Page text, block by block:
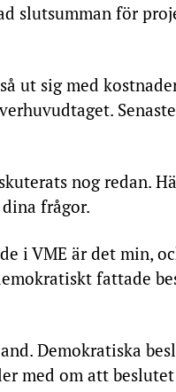
slutsumman för
ut sig med
nog redan.
frågor.
i VME är det min,
fattade
Demokratiska
med om att